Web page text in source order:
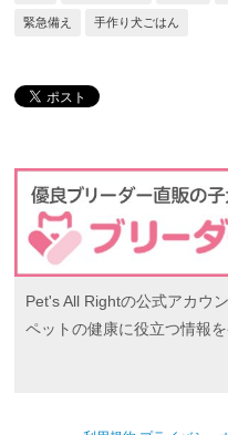
緊急備え 手作り犬ごはん
Pet's All Rightの公式アカウン
ペットの健康に役立つ情報を